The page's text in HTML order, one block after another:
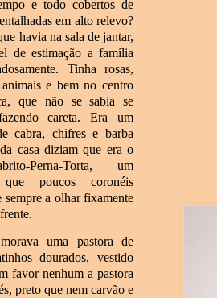
e todo cobertos de
em alto relevo?
havia na sala de jantar,
de estimação a família
Tinha rosas,
e bem no centro
que não se sabia se
careta. Era um
cabra, chifres e barba
casa diziam que era o
Perna-Torta, um
poucos coronéis
sempre a olhar fixamente
uma pastora de
dourados, vestido
favor nenhum a pastora
preto que nem carvão e